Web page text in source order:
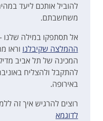
להוביל אותכם ליעד
משחשבתם.
אל תסתפקו במילה שלנו
ההמלצה שקיבלנו וראו
המכינה של תל אביב
להתקבל ולהצליח
באירופה.
רוצים להרגיש איך זה
לדוגמא